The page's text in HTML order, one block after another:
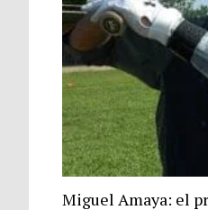
Miguel Amaya: el